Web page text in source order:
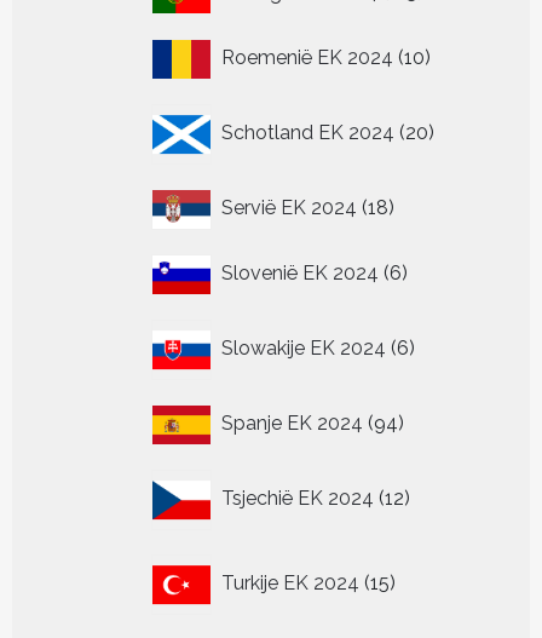
Roemenië EK 2024 1010
Schotland EK 2024 20
producten
Servië EK 2024 1818
Slovenië EK 2024 66
Slowakije EK 2024 6
producten
Spanje EK 2024 9494
Tsjechië EK 2024 12
producten
Turkije EK 2024 15
producten